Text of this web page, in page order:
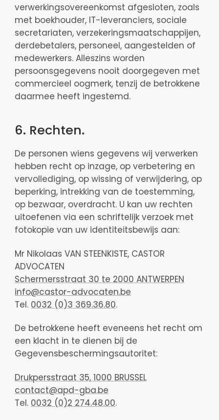
verwerkingsovereenkomst afgesloten, zoals
met boekhouder, IT-leveranciers, sociale
secretariaten, verzekeringsmaatschappijen,
derdebetalers, personeel, aangestelden of
medewerkers. Alleszins worden
persoonsgegevens nooit doorgegeven met
commercieel oogmerk, tenzij de betrokkene
daarmee heeft ingestemd.
6. Rechten.
De personen wiens gegevens wij verwerken
hebben recht op inzage, op verbetering en
vervollediging, op wissing of verwijdering, op
beperking, intrekking van de toestemming,
op bezwaar, overdracht. U kan uw rechten
uitoefenen via een schriftelijk verzoek met
fotokopie van uw identiteitsbewijs aan:
Mr Nikolaas VAN STEENKISTE, CASTOR
ADVOCATEN
Schermersstraat 30 te 2000 ANTWERPEN
info@castor-advocaten.be
Tel. 0032 (0)3 369.36.80.
De betrokkene heeft eveneens het recht om
een klacht in te dienen bij de
Gegevensbeschermingsautoritet:
Drukpersstraat 35, 1000 BRUSSEL
contact@apd-gba.be
Tel. 0032 (0)2 274.48.00.